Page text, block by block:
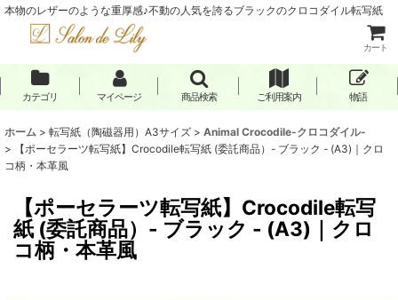
本物のレザーのような重厚感♪不動の人気を誇るブラックのクロコダイル転写紙
カート
カテゴリ マイページ 商品検索 ご利用案内 物語
ホーム > 転写紙（陶磁器用）A3サイズ > Animal Crocodile-クロコダイル-
>
【ポーセラーツ転写紙】Crocodile転写紙 (委託商品）- ブラック - (A3)｜クロ
コ柄・本革風
【ポーセラーツ転写紙】Crocodile転写
紙 (委託商品）- ブラック - (A3)｜クロ
コ柄・本革風